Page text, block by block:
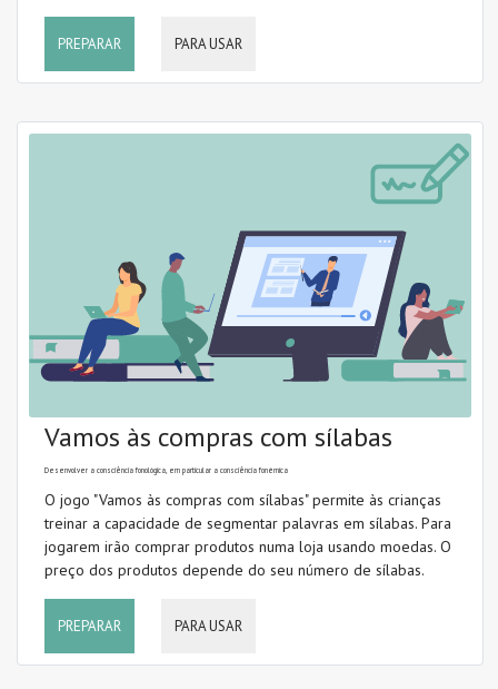
PREPARAR PARA USAR
Vamos às compras com sílabas
Desenvolver a consciência fonológica, em particular a consciência fonémica
O jogo "Vamos às compras com sílabas" permite às crianças
treinar a capacidade de segmentar palavras em sílabas. Para
jogarem irão comprar produtos numa loja usando moedas. O
preço dos produtos depende do seu número de sílabas.
PREPARAR PARA USAR